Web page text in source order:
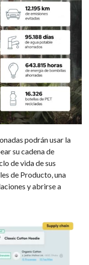
podrán usar la
su cadena de
de vida de sus
de Producto, una
y abrirse a